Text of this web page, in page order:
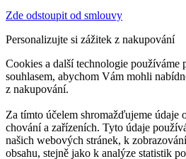
Zde odstoupit od smlouvy
Personalizujte si zážitek z nakupování
Cookies a další technologie používáme
souhlasem, abychom Vám mohli
z nakupování.
Za tímto účelem shromažďujeme údaje
chování a zařízeních. Tyto údaje
našich webových stránek, k
obsahu, stejně jako k analýze statistik